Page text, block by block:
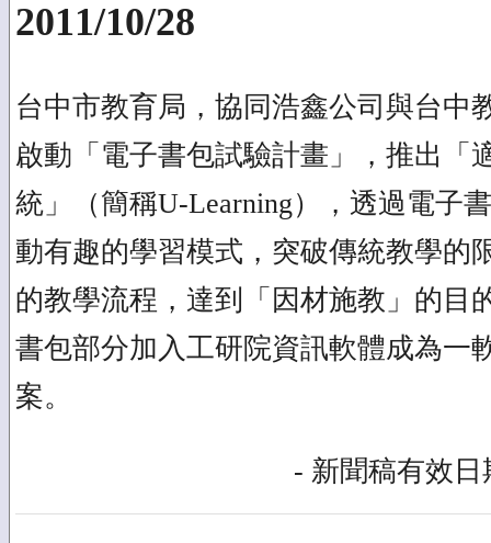
2011/10/28
台中市教育局，協同浩鑫公司與台中
啟動「電子書包試驗計畫」，推出「
統」（簡稱U-Learning），透過電子
動有趣的學習模式，突破傳統教學的
的教學流程，達到「因材施教」的目
書包部分加入工研院資訊軟體成為一
案。
- 新聞稿有效日